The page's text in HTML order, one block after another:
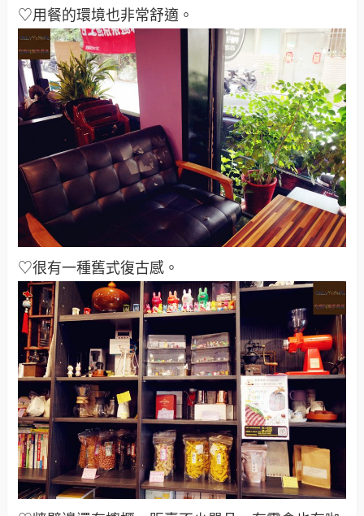
♡用餐的環境也非常舒適 。
♡很有一種舊式復古感 。